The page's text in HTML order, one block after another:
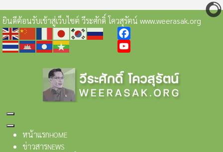
ยินดีต้อนรับเข้าสู่เว็บไซต์ วีระศักดิ์ โควสุรัตน์ www.weerasak.org
Facebook
หน้าแรกHOME
ข่าวสารNEWS